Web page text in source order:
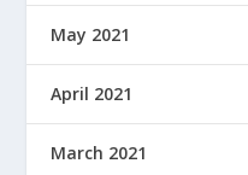
May 2021
April 2021
March 2021